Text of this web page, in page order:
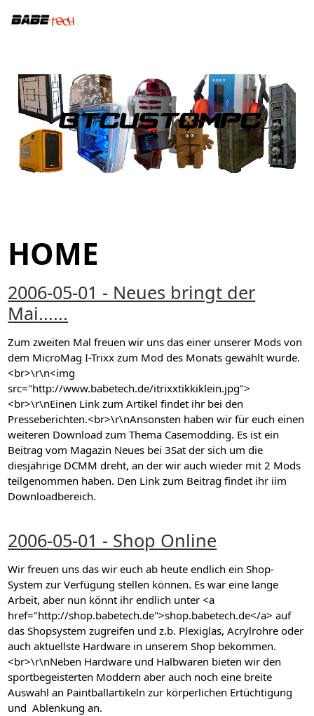
HOME
2006-05-01 - Neues bringt der
Mai......
Zum zweiten Mal freuen wir uns das einer unserer Mods von
dem MicroMag I-Trixx zum Mod des Monats gewählt wurde.
<br>\r\n<img
src="http://www.babetech.de/itrixxtikkiklein.jpg">
<br>\r\nEinen Link zum Artikel findet ihr bei den
Presseberichten.<br>\r\nAnsonsten haben wir für euch einen
weiteren Download zum Thema Casemodding. Es ist ein
Beitrag vom Magazin Neues bei 3Sat der sich um die
diesjährige DCMM dreht, an der wir auch wieder mit 2 Mods
teilgenommen haben. Den Link zum Beitrag findet ihr iim
Downloadbereich.
2006-05-01 - Shop Online
Wir freuen uns das wir euch ab heute endlich ein Shop-
System zur Verfügung stellen können. Es war eine lange
Arbeit, aber nun könnt ihr endlich unter <a
href="http://shop.babetech.de">shop.babetech.de</a> auf
das Shopsystem zugreifen und z.b. Plexiglas, Acrylrohre oder
auch aktuellste Hardware in unserem Shop bekommen.
<br>\r\nNeben Hardware und Halbwaren bieten wir den
sportbegeisterten Moddern aber auch noch eine breite
Auswahl an Paintballartikeln zur körperlichen Ertüchtigung
und Ablenkung an.